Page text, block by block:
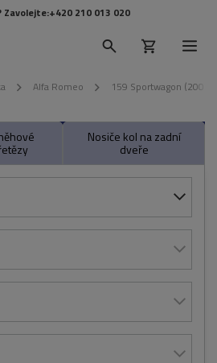
Zavolejte:+420 210 013 020
Alfa Romeo 159 Sportwagon
Nosiče kol na zadní
dveře